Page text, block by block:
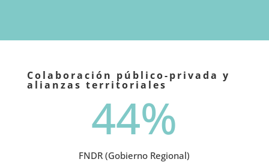
Colaboración público-privada y
alianzas territoriales
44%
FNDR (Gobierno Regional)